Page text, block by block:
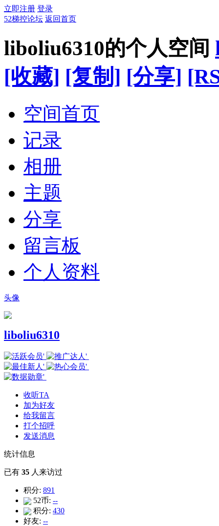
立即注册 登录
52梯控论坛 返回首页
liboliu6310的个人空间
[收藏] [复制] [分享]
空间首页
记录
相册
主题
分享
留言板
个人资料
头像
liboliu6310
收听TA
加为好友
给我留言
打个招呼
发送消息
统计信息
已有 35 人来访过
积分: 891
52币: --
积分: 430
好友: --